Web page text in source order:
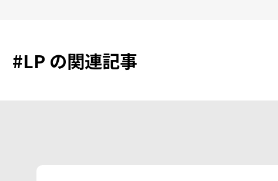
#LP の関連記事